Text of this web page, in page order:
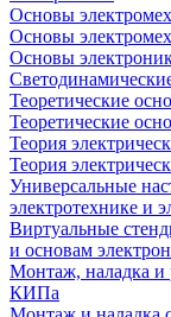
Основы
Основы
Основы
Теоретические
Теоретические
Теория
Теория
Универсальные
электротехнике и
Виртуальные
и основам
Монтаж, наладка и
КИПа